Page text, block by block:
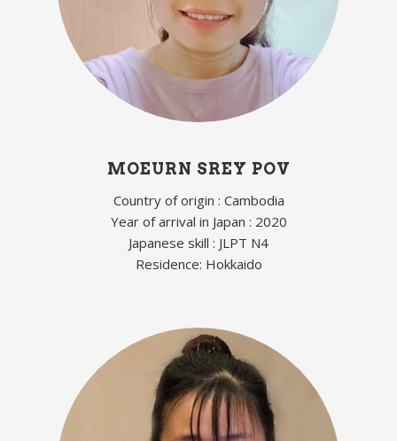
MOEURN SREY POV
Country of origin : Cambodia
Year of arrival in Japan : 2020
Japanese skill : JLPT N4
Residence: Hokkaido